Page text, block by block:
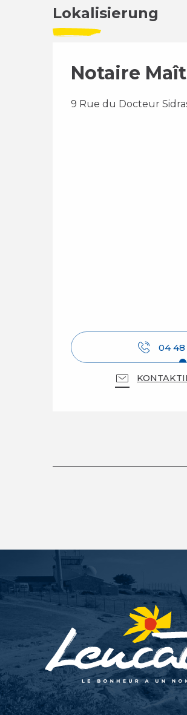
Lokalisierung
Notaire
9 Rue du Docteur
04 48